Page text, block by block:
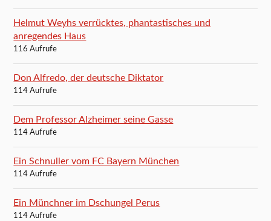
Helmut Weyhs verrücktes, phantastisches und
anregendes Haus
116 Aufrufe
Don Alfredo, der deutsche Diktator
114 Aufrufe
Dem Professor Alzheimer seine Gasse
114 Aufrufe
Ein Schnuller vom FC Bayern München
114 Aufrufe
Ein Münchner im Dschungel Perus
114 Aufrufe